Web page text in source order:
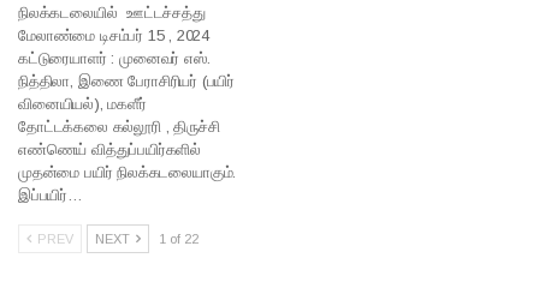
நிலக்கடலையில் ஊட்டச்சத்து
மேலாண்மை டிசம்பர் 15 , 2024
கட்டுரையாளர் : முனைவர் எஸ்.
நித்திலா, இணை பேராசிரியர் (பயிர்
வினையியல்), மகளீர்
தோட்டக்கலை கல்லூரி , திருச்சி
எண்ணெய் வித்துப்பயிர்களில்
முதன்மை பயிர் நிலக்கடலையாகும்.
இப்பயிர்…
PREV NEXT 1 of 22